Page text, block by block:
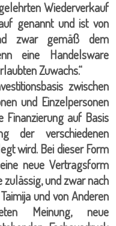
Wiederverkauf
genannt und ist von
zwar gemäß dem
eine Handelsware
Zuwachs.“
zwischen
und Einzelpersonen
Finanzierung auf Basis
der verschiedenen
wird. Bei dieser Form
neue Vertragsform
zulässig, und zwar nach
und von Anderen
Meinung, neue